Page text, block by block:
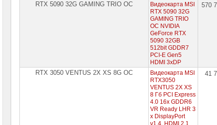
RTX 5090 32G GAMING TRIO OC
Видеокарта MSI
RTX 5090 32G
GAMING TRIO
OC NVIDIA
GeForce RTX
5090 32GB
512bit GDDR7
PCI-E Gen5
HDMI 3xDP
570
RTX 3050 VENTUS 2X XS 8G OC
Видеокарта MSI
RTX3050
VENTUS 2X XS
8 Гб PCI Express
4.0 16x GDDR6
VR Ready LHR 3
x DisplayPort
v1.4, HDMI 2.1
41